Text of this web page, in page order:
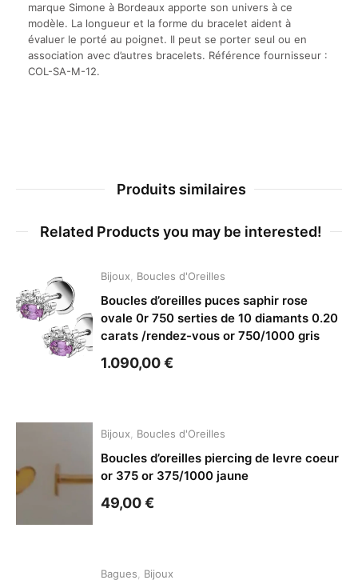
marque Simone à Bordeaux apporte son univers à ce
modèle. La longueur et la forme du bracelet aident à
évaluer le porté au poignet. Il peut se porter seul ou en
association avec d’autres bracelets. Référence fournisseur :
COL-SA-M-12.
Produits similaires
Related Products you may be interested!
Bijoux Boucles d'Oreilles
Boucles d’oreilles puces saphir rose
ovale 0r 750 serties de 10 diamants 0.20
carats /rendez-vous or 750/1000 gris
1.090,00€
Bijoux Boucles d'Oreilles
Boucles d’oreilles piercing de levre coeur
or 375 or 375/1000 jaune
49,00€
Bagues Bijoux